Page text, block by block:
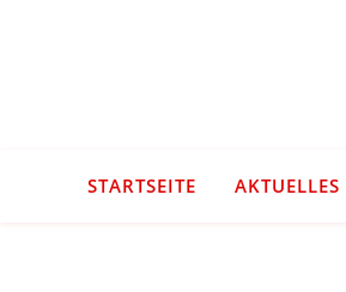
STARTSEITE AKTUELLES